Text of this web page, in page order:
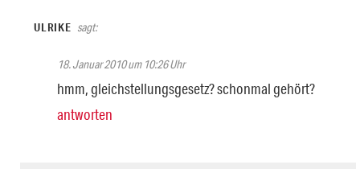
ULRIKE sagt:
18. Januar 2010 um 10:26 Uhr
hmm, gleichstellungsgesetz? schonmal gehört?
antworten